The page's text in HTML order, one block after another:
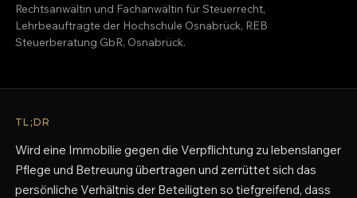
Rechtsanwältin und Fachanwältin für Steuerrecht,
Lehrbeauftragte der Hochschule Osnabrück, REB
Steuerberatung GbR, Osnabrück.
TL;DR
Wird eine Immobilie gegen die Verpflichtung zu lebenslanger
Pflege und Betreuung übertragen und zerrüttet sich das
persönliche Verhältnis der Beteiligten so tiefgreifend, dass